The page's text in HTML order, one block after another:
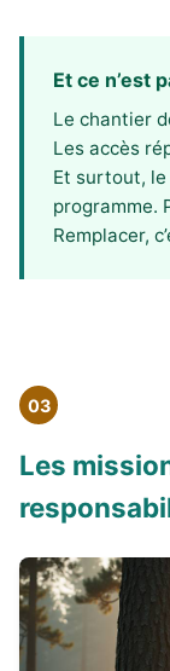
Et ce n’est
Le chantier
Les accès
Et surtout,
programme.
Remplacer,
03
Les